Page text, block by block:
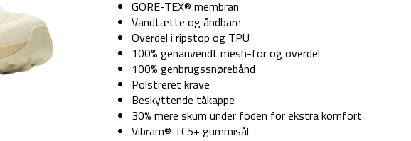
1.499 kr.899 kr.
GORE-TEX® membran
Vandtætte og åndbare
Overdel i ripstop og TPU
100% genanvendt mesh-for og overdel
100% genbrugssnørebånd
Polstreret krave
Beskyttende tåkappe
30% mere skum under foden for ekstra komfort
Vibram® TC5+ gummisål